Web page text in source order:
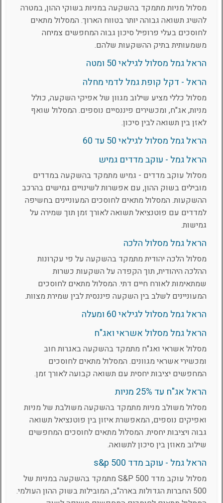
מסלול מניות מתמקד בהשקעה במניות בשוקי ההון, במטרה
להשיג תשואה גבוהה יותר בטווח הארוך. המסלול מתאים
לחוסכים בעלי פרופיל סיכון גבוה המחפשים צמיחה
משמעותית בתיק ההשקעות שלהם.
הראל גמל מסלול לגילאי 50 ומטה
הראל - דקל קופת גמל לדמי מחלה
מסלול כללי מציע שילוב מגוון של אפיקי השקעה, כולל
מניות, אג"ח, ומכשירים פיננסיים נוספים. המסלול שואף
לאזן בין תשואה לבין סיכון.
הראל גמל מסלול לגילאי 50 עד 60
הראל גמל - עוקב מדדים גמיש
מסלול עוקב מדדים - גמיש מתמקד בהשקעה במדדים
מובילים בשוק ההון, עם אפשרות לשינויים גמישים בהרכב
ההשקעות. המסלול מתאים לחוסכים המעוניינים בחשיפה
למדדים עם פוטנציאל תשואה לאורך זמן תוך שמירה על
גמישות.
הראל גמל מסלול הלכה
מסלול הלכה יהודית מתמקד בהשקעה על פי עקרונות
ההלכה היהודית, תוך הקפדה על השקעות כשרות
שמתאימות לאורח חיים דתי. המסלול מתאים לחוסכים
המעוניינים לשלב בין השקעה פיננסית לבין שמירת מצוות.
הראל גמל מסלול לגילאי 60 ומעלה
הראל גמל מסלול אשראי ואג"ח
מסלול אשראי ואג"ח מתמקד בהשקעה באגרות חוב
ומכשירי אשראי מגוונים. המסלול מתאים לחוסכים
המחפשים יציבות יחסית עם תשואה קבועה לאורך זמן.
הראל אג"ח עד 25% מניות
מסלול משולב מניות מתמקד בהשקעה משולבת של מניות
ואפיקים נוספים, המאפשרת איזון בין פוטנציאל תשואה
גבוה ויציבות יחסית. המסלול מתאים לחוסכים המחפשים
שילוב מאוזן בין סיכון לתשואה.
הראל גמל - עוקב מדד s&p 500
מסלול עוקב מדד S&P 500 מתמקד בהשקעה במניות של
500 החברות הגדולות בארה"ב, המובילות בשוק ההון העולמי.